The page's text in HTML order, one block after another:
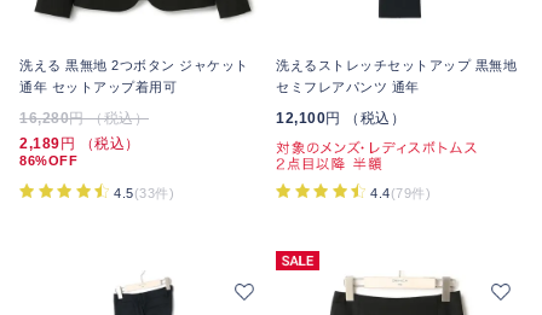
洗える 黒無地 2つボタン ジャケット
通年 セットアップ着用可
16,280円 （税込）
2,189 円 （税込）
86%OFF
4.5(33件)
洗えるストレッチセットアップ 黒無地
セミフレアパンツ 通年
12,100円 （税込）
4.4(79件)